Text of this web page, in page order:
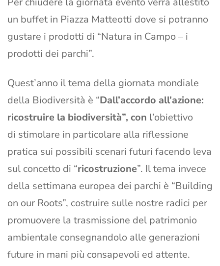
un buffet in Piazza Matteotti dove si potranno
gustare i prodotti di “Natura in Campo – i
prodotti dei parchi”.
Quest’anno il tema della giornata mondiale
della Biodiversità è “Dall’accordo all’azione:
ricostruire la biodiversità”, con l’obiettivo
di stimolare in particolare alla riflessione
pratica sui possibili scenari futuri facendo leva
sul concetto di “ricostruzione”. Il tema invece
della settimana europea dei parchi è “Building
on our Roots”, costruire sulle nostre radici per
promuovere la trasmissione del patrimonio
ambientale consegnandolo alle generazioni
future in mani più consapevoli ed attente.